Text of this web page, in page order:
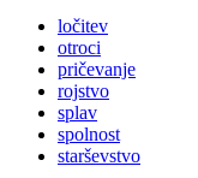
ločitev
otroci
pričevanje
rojstvo
splav
spolnost
starševstvo